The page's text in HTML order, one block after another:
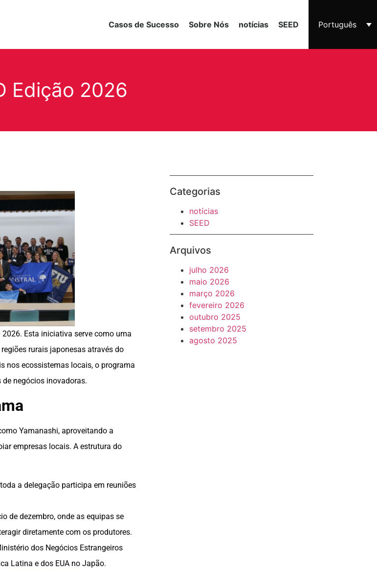
Casos de Sucesso Sobre Nós notícias SEED Português
Edição 2026
2026. Esta iniciativa serve como uma
rurais japonesas através do
nos ecossistemas locais, o programa
negócios inovadoras.
Yamanashi, aproveitando a
empresas locais. A estrutura do
a delegação participa em reuniões
de dezembro, onde as equipas se
diretamente com os produtores.
dos Negócios Estrangeiros
Latina e dos EUA no Japão.
Categorias
notícias
SEED
Arquivos
julho 2026
maio 2026
março 2026
fevereiro 2026
outubro 2025
setembro 2025
agosto 2025